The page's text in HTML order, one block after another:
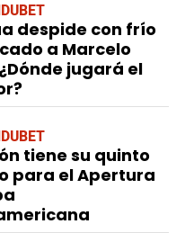
despide con frío
a Marcelo
jugará el
tiene su quinto
para el Apertura